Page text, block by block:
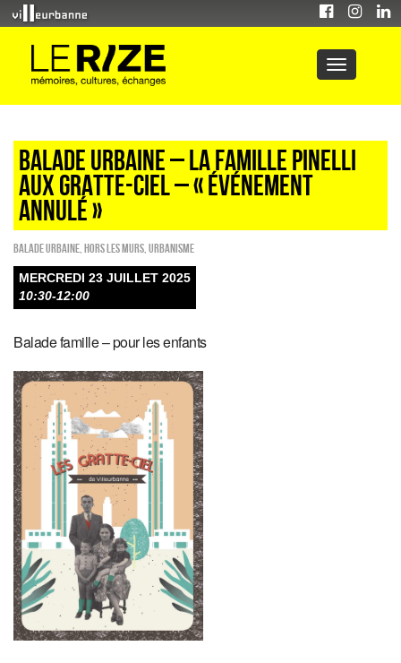
BALADE URBAINE – LA FAMILLE PINELLI
AUX GRATTE-CIEL – « ÉVÉNEMENT
ANNULÉ »
Balade urbaine HORS LES MURS Urbanisme
MERCREDI 23 JUILLET 2025
10:30-12:00
Balade famille – pour les enfants